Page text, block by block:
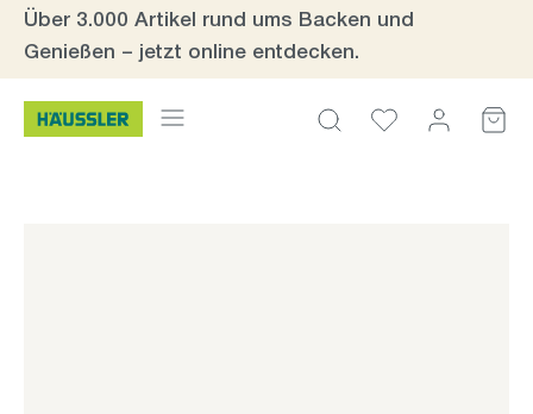
Zum Hauptinhalt springen
Über 3.000 Artikel rund ums Backen und
Genießen – jetzt online entdecken.